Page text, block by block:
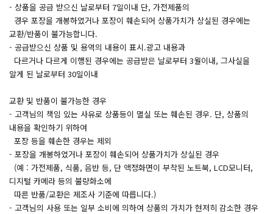
- 상품을 공급 받으신 날로부터 7일이내 단, 가전제품의
경우 포장을 개봉하였거나 포장이 훼손되어 상품가치가 상실된 경우에는
교환/반품이 불가능합니다.
- 공급받으신 상품 및 용역의 내용이 표시.광고 내용과
다르거나 다르게 이행된 경우에는 공급받은 날로부터 3월이내, 그사실을
알게 된 날로부터 30일이내
교환 및 반품이 불가능한 경우
- 고객님의 책임 있는 사유로 상품등이 멸실 또는 훼손된 경우. 단, 상품의
내용을 확인하기 위하여
포장 등을 훼손한 경우는 제외
- 포장을 개봉하였거나 포장이 훼손되어 상품가치가 상실된 경우
(예 : 가전제품, 식품, 음반 등, 단 액정화면이 부착된 노트북, LCD모니터,
디지털 카메라 등의 불량화소에
따른 반품/교환은 제조사 기준에 따릅니다.)
- 고객님의 사용 또는 일부 소비에 의하여 상품의 가치가 현저히 감소한 경우